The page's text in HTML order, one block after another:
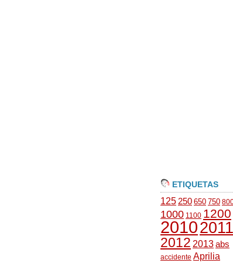
ETIQUETAS
125 250 650 750
1000 1100 1200
20102011
2012 2013abs
accidente Aprilia